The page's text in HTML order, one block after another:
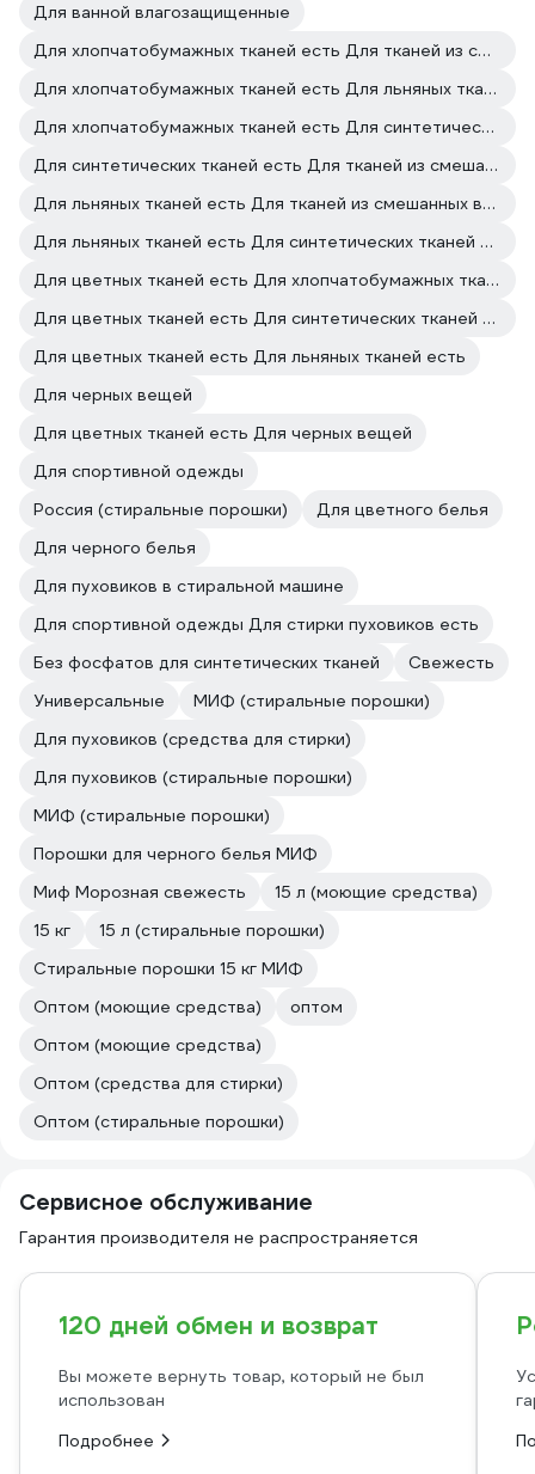
Для ванной влагозащищенные
Для хлопчатобумажных тканей есть Для тканей из смешанных волокон есть
Для хлопчатобумажных тканей есть Для льняных тканей есть
Для хлопчатобумажных тканей есть Для синтетических тканей есть
Для синтетических тканей есть Для тканей из смешанных волокон есть
Для льняных тканей есть Для тканей из смешанных волокон есть
Для льняных тканей есть Для синтетических тканей есть
Для цветных тканей есть Для хлопчатобумажных тканей есть
Для цветных тканей есть Для синтетических тканей есть
Для цветных тканей есть Для льняных тканей есть
Для черных вещей
Для цветных тканей есть Для черных вещей
Для спортивной одежды
Россия (стиральные порошки)
Для цветного белья
Для черного белья
Для пуховиков в стиральной машине
Для спортивной одежды Для стирки пуховиков есть
Без фосфатов для синтетических тканей
Свежесть
Универсальные
МИФ (стиральные порошки)
Для пуховиков (средства для стирки)
Для пуховиков (стиральные порошки)
МИФ (стиральные порошки)
Порошки для черного белья МИФ
Миф Морозная свежесть
15 л (моющие средства)
15 кг
15 л (стиральные порошки)
Стиральные порошки 15 кг МИФ
Оптом (моющие средства)
оптом
Оптом (моющие средства)
Оптом (средства для стирки)
Оптом (стиральные порошки)
Сервисное обслуживание
Гарантия производителя не распространяется
120 дней обмен и возврат
Вы можете вернуть товар, который не был
использован
Подробнее